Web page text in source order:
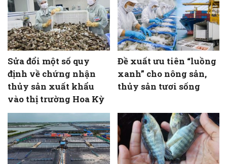
Sửa đổi một số quy
định về chứng nhận
thủy sản xuất khẩu
vào thị trường Hoa Kỳ
Đề xuất ưu tiên “luồng
xanh” cho nông sản,
thủy sản tươi sống